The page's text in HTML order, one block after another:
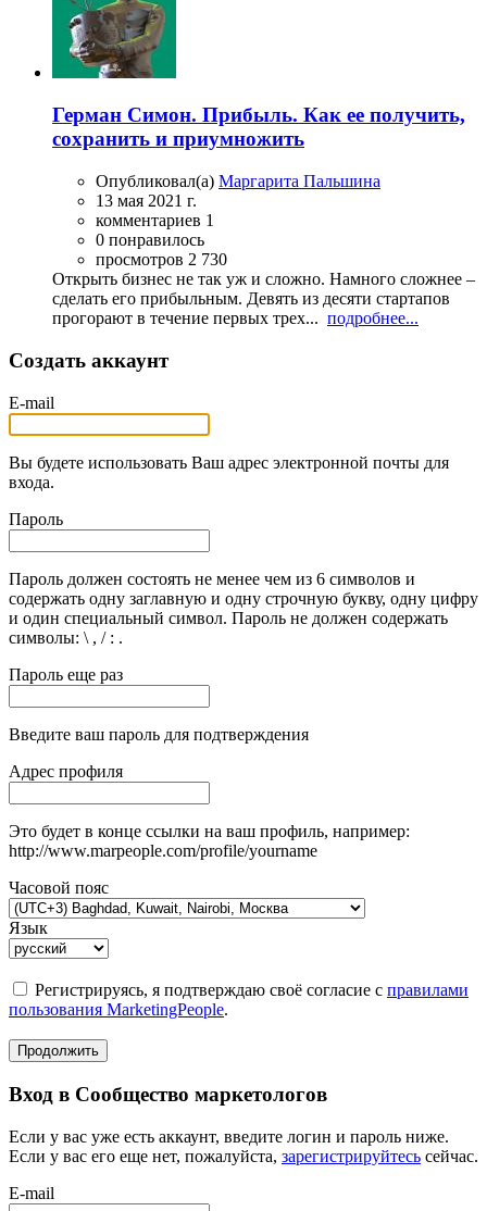
Герман Симон. Прибыль. Как ее получить,
сохранить и приумножить
Опубликовал(а) Маргарита Пальшина
13 мая 2021 г.
комментариев 1
0 понравилось
просмотров 2 730
Открыть бизнес не так уж и сложно. Намного сложнее –
сделать его прибыльным. Девять из десяти стартапов
прогорают в течение первых трех... подробнее...
Создать аккаунт
E-mail
Вы будете использовать Ваш адрес электронной почты для
входа.
Пароль
Пароль должен состоять не менее чем из 6 символов и
содержать одну заглавную и одну строчную букву, одну цифру
и один специальный символ. Пароль не должен содержать
символы: \ , / : .
Пароль еще раз
Введите ваш пароль для подтверждения
Адрес профиля
Это будет в конце ссылки на ваш профиль, например:
http://www.marpeople.com/profile/yourname
Часовой пояс
Язык
Регистрируясь, я подтверждаю своё согласие с правилами
пользования MarketingPeople.
Продолжить
Вход в Сообщество маркетологов
Если у вас уже есть аккаунт, введите логин и пароль ниже.
Если у вас его еще нет, пожалуйста, зарегистрируйтесь сейчас.
E-mail